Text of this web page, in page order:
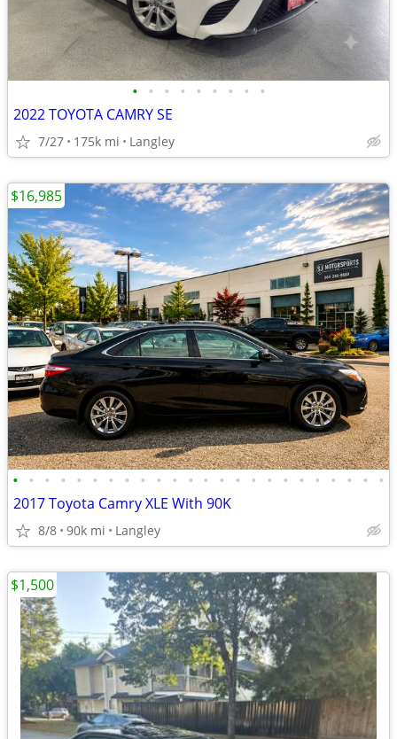
• • • • • • • • •
2022 TOYOTA CAMRY SE
7/27 175k mi Langley
• • • • • • • • • • • • • • • • • • • • • • • •
2017 Toyota Camry XLE With 90K
8/8 90k mi Langley
$16,985
$1,500